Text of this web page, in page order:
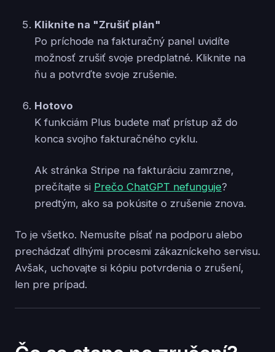
Kliknite na "Zrušiť plán"
Po príchode na fakturačný panel uvidíte
možnosť zrušiť svoje predplatné. Kliknite na
ňu a potvrďte svoje zrušenie.
Hotovo
K funkciám Plus budete mať prístup až do
konca svojho fakturačného cyklu.
Ak stránka Stripe na fakturáciu zamrzne,
prečítajte si Prečo ChatGPT nefunguje?
predtým, ako sa pokúsite o zrušenie znova.
To je všetko. Nemusíte písať na podporu alebo
prechádzať dlhými procesmi zákazníckeho servisu.
Avšak, uchovajte si kópiu potvrdenia o zrušení,
len pre prípad.